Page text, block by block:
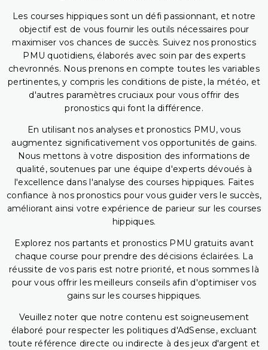
Les courses hippiques sont un défi passionnant, et notre
objectif est de vous fournir les outils nécessaires pour
maximiser vos chances de succès. Suivez nos pronostics
PMU quotidiens, élaborés avec soin par des experts
chevronnés. Nous prenons en compte toutes les variables
pertinentes, y compris les conditions de piste, la météo, et
d'autres paramètres cruciaux pour vous offrir des
pronostics qui font la différence.
En utilisant nos analyses et pronostics PMU, vous
augmentez significativement vos opportunités de gains.
Nous mettons à votre disposition des informations de
qualité, soutenues par une équipe d'experts dévoués à
l'excellence dans l'analyse des courses hippiques. Faites
confiance à nos pronostics pour vous guider vers le succès,
améliorant ainsi votre expérience de parieur sur les courses
hippiques.
Explorez nos partants et pronostics PMU gratuits avant
chaque course pour prendre des décisions éclairées. La
réussite de vos paris est notre priorité, et nous sommes là
pour vous offrir les meilleurs conseils afin d'optimiser vos
gains sur les courses hippiques.
Veuillez noter que notre contenu est soigneusement
élaboré pour respecter les politiques d'AdSense, excluant
toute référence directe ou indirecte à des jeux d'argent et